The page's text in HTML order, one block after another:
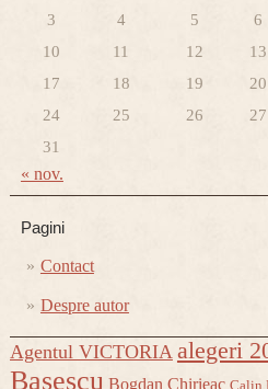
3
4 5 6
10
11 12 13
17
18 19 20
24
25 26 27
31
« nov.
Pagini
Contact
Despre autor
Agentul VICTORIA alegeri
Basescu Bogdan Chirieac Calin